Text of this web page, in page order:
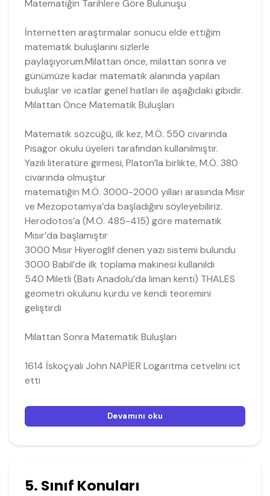
Matematiğin Tarihlere Göre Bulunuşu
İnternetten araştırmalar sonucu elde ettiğim
matematik buluşlarını sizlerle
paylaşıyorum.Milattan önce, milattan sonra ve
günümüze kadar matematik alanında yapılan
buluşlar ve icatlar genel hatları ile aşağıdaki gibidir.
Milattan Önce Matematik Buluşları
Matematik sözcüğü, ilk kez, M.Ö. 550 civarında
Pisagor okulu üyeleri tarafından kullanılmıştır.
Yazılı literatüre girmesi, Platon’la birlikte, M.Ö. 380
civarında olmuştur
matematiğin M.Ö. 3000-2000 yılları arasında Mısır
ve Mezopotamya’da başladığını söyleyebiliriz.
Herodotos’a (M.Ö. 485-415) göre matematik
Mısır’da başlamıştır
3000 Mısır Hiyeroglif denen yazı sistemi bulundu
3000 Babil’de ilk toplama makinesi kullanıldı
540 Miletli (Batı Anadolu’da liman kenti) THALES
geometri okulunu kurdu ve kendi teoremini
geliştirdi
Milattan Sonra Matematik Buluşları
1614 İskoçyalı John NAPİER Logaritma cetvelini ict
etti
Devamını oku
5. Sınıf Konuları